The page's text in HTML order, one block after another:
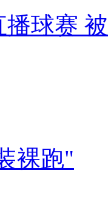
球赛
裸跑"